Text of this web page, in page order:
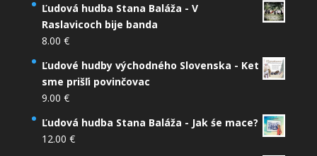
Ľudová hudba Stana Baláža - V
Raslavicoch bije banda
8.00 €
Ľudové hudby východného Slovenska - Ket
sme prišľi povinčovac
9.00 €
Ľudová hudba Stana Baláža - Jak śe mace?
12.00 €